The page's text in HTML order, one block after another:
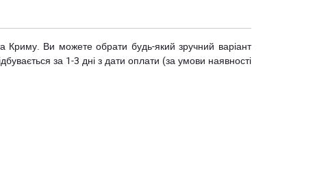
Криму. Ви можете обрати будь-який зручний варіант
за 1-3 дні з дати оплати (за умови наявності